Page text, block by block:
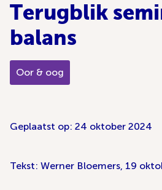
Terugblik
balans
Oor & oog
Geplaatst op: 24 oktober 2024
Tekst: Werner Bloemers, 19